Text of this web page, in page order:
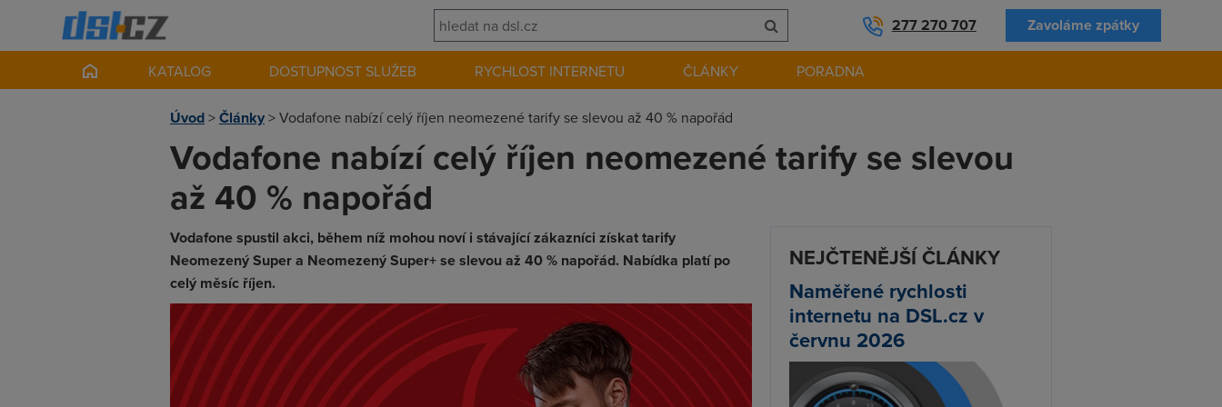
277 270 707 Zavoláme zpátky
KATALOG DOSTUPNOST SLUŽEB RYCHLOST INTERNETU ČLÁNKY PORADNA
Úvod>Články>Vodafone nabízí celý říjen neomezené tarify se slevou až 40 % napořád
Vodafone nabízí celý říjen neomezené tarify se slevou
až 40 % napořád
Vodafone spustil akci, během níž mohou noví i stávající zákazníci získat tarify
Neomezený Super a Neomezený Super+ se slevou až 40 % napořád. Nabídka platí po
celý měsíc říjen.
NEJČTENĚJŠÍ ČLÁNKY
Naměřené rychlosti
internetu na DSL.cz v
červnu 2026